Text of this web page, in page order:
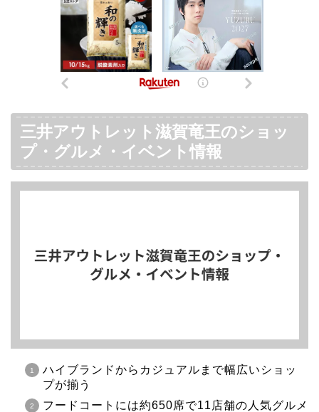
三井アウトレット滋賀竜王のショッ
プ・グルメ・イベント情報
ハイブランドからカジュアルまで幅広いショッ
プが揃う
フードコートには約650席で11店舗の人気グルメ